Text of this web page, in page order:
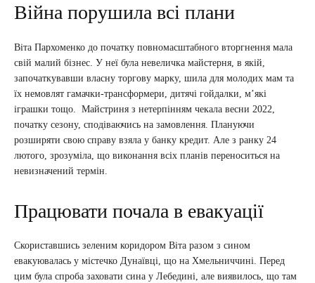
Війна порушила всі плани
Віта Пархоменко до початку повномасштабного вторгнення мала
свій малий бізнес. У неї була невеличка майстерня, в якій,
започаткувавши власну торгову марку, шила для молодих мам та
їх немовлят гамачки-трансформери, дитячі гойдалки, м’які
іграшки тощо. Майстриня з нетерпінням чекала весни 2022,
початку сезону, сподіваючись на замовлення. Плануючи
розширяти свою справу взяла у банку кредит. Але з ранку 24
лютого, зрозуміла, що виконання всіх планів переноситься на
невизначений термін.
Працювати почала в евакуації
Скориставшись зеленим коридором Віта разом з сином
евакуювалась у містечко Дунаївці, що на Хмельниччині. Перед
цим була спроба заховати сина у Лебедині, але виявилось, що там